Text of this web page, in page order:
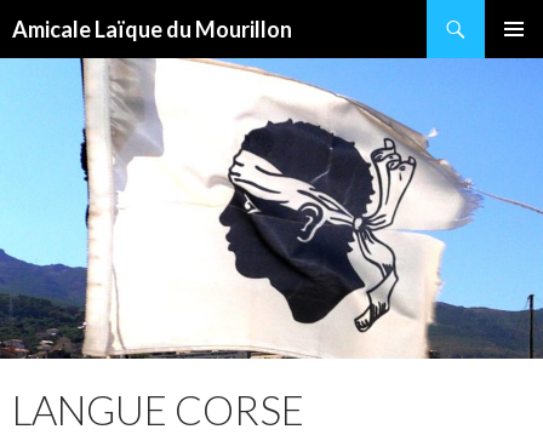
Amicale Laïque du Mourillon
CONTENU
LANGUE CORSE